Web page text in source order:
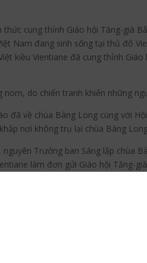
cung thỉnh Giáo hội Tăng-già
Nam đang sinh sống tại thủ đô
kiều Vientiane đã cung thỉnh Giáo
do chiến tranh khiến những
về chùa Bàng Long cùng với
nơi không trụ lại chùa Bàng
Trưởng ban Sáng lập chùa
làm đơn gửi Giáo hội Tăng-
chùa Bàng Long, ngài Nhật
sự tại chùa Bàng Long và đã
Nam gửi xác thân sau khi quy
tọa Thích Nhật Liên đã hồi
đang giữ cương vị Thượng thủ